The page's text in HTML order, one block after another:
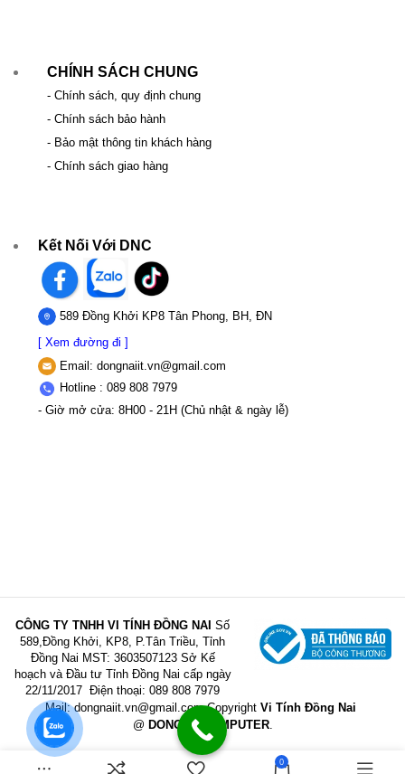
CHÍNH SÁCH CHUNG
- Chính sách, quy định chung
- Chính sách bảo hành
- Bảo mật thông tin khách hàng
- Chính sách giao hàng
Kết Nối Với DNC
589 Đồng Khởi KP8 Tân Phong, BH, ĐN
[ Xem đường đi ]
Email: dongnaiit.vn@gmail.com
Hotline : 089 808 7979
- Giờ mở cửa: 8H00 - 21H (Chủ nhật & ngày lễ)
CÔNG TY TNHH VI TÍNH ĐỒNG NAI Số
589,Đồng Khởi, KP8, P.Tân Triều, Tỉnh
Đồng Nai MST: 3603507123 Sở Kế
hoạch và Đầu tư Tỉnh Đồng Nai cấp ngày
22/11/2017 Điện thoại: 089 808 7979
Mail:dongnaiit.vn@gmail.com Copyright Vi Tính Đồng Nai
@ DONGNAICOMPUTER.
0